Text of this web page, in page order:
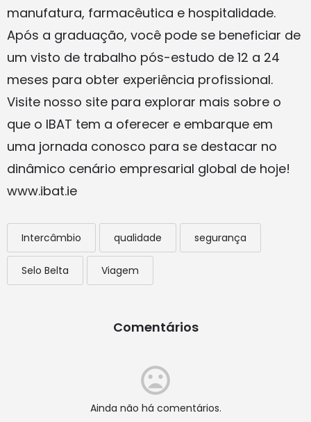
manufatura, farmacêutica e hospitalidade.
Após a graduação, você pode se beneficiar de
um visto de trabalho pós-estudo de 12 a 24
meses para obter experiência profissional.
Visite nosso site para explorar mais sobre o
que o IBAT tem a oferecer e embarque em
uma jornada conosco para se destacar no
dinâmico cenário empresarial global de hoje!
www.ibat.ie
Intercâmbio qualidade segurança
Selo Belta Viagem
Comentários
Ainda não há comentários.